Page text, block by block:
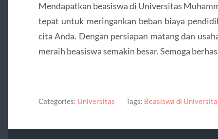
Mendapatkan beasiswa di Universitas
tepat untuk meringankan beban biaya
cita Anda. Dengan persiapan matang dan
meraih beasiswa semakin besar. Semoga
Categories: Universitas Tags: Beasiswa di